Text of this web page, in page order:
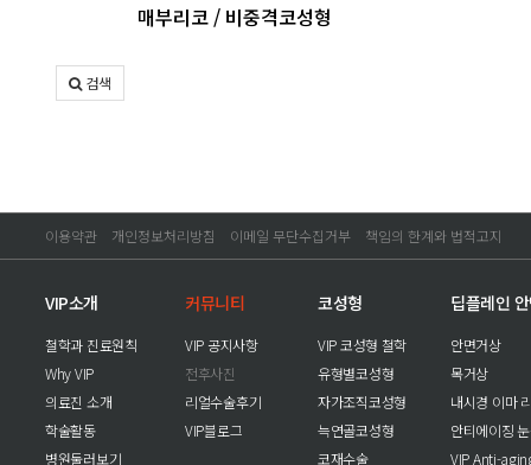
매부리코 / 비중격코성형
검색
이용약관 개인정보처리방침 이메일 무단수집거부 책임의 한계와 법적고지
VIP소개
철학과 진료원칙
Why VIP
의료진 소개
학술활동
병원둘러보기
커뮤니티
VIP 공지사항
전후사진
리얼수술후기
VIP블로그
코성형
VIP 코성형 철학
유형별코성형
자가조직코성형
늑연골코성형
코재수술
딥플레인
안면거상
목거상
내시경 이마
안티에이징
VIP Anti-